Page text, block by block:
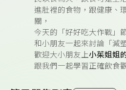
進肚裡的食物，跟健康、
關，
今天的「好好吃大作戰」
和小朋友一起來討論「減
歡迎大小朋友上小茱姐姐
跟我們一起學習正確飲食